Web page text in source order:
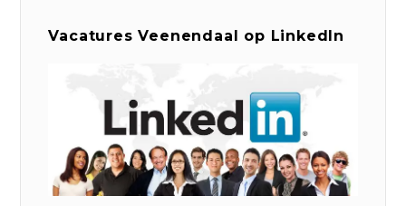
Vacatures Veenendaal op LinkedIn